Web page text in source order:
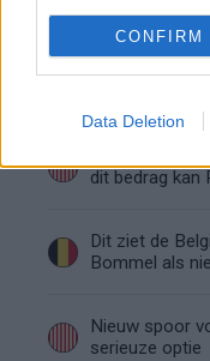
CONFIRM
Data Deletion
Van Bommel
dit bedrag kan
Dit ziet de
Bommel als
Nieuw spoor
serieuze optie